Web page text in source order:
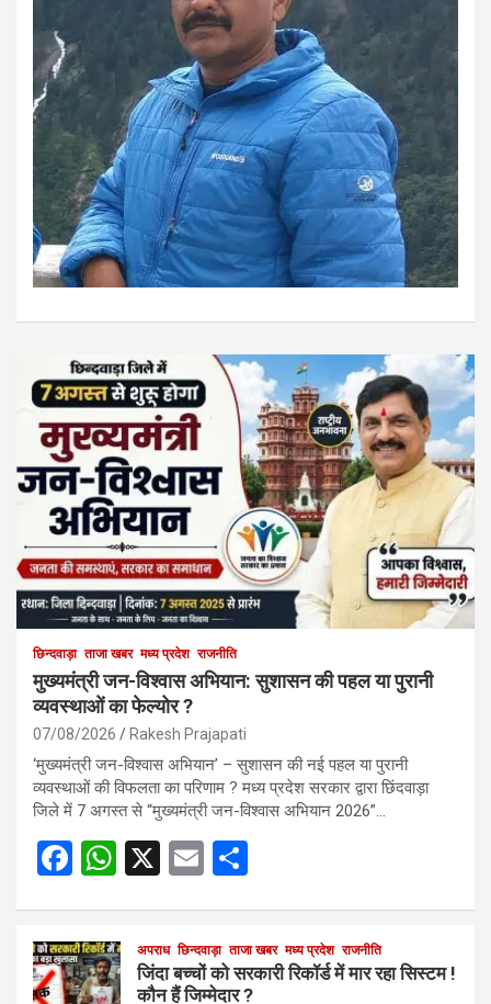
छिन्दवाड़ा ताजा खबर मध्य प्रदेश राजनीति
मुख्यमंत्री जन-विश्वास अभियान: सुशासन की पहल या पुरानी
व्यवस्थाओं का फेल्योर ?
07/08/2026 Rakesh Prajapati
‘मुख्यमंत्री जन-विश्वास अभियान’ – सुशासन की नई पहल या पुरानी
व्यवस्थाओं की विफलता का परिणाम ? मध्य प्रदेश सरकार द्वारा छिंदवाड़ा
जिले में 7 अगस्त से “मुख्यमंत्री जन-विश्वास अभियान 2026”…
F
b
W
s
X
E
e
अपराध छिन्दवाड़ा ताजा खबर मध्य प्रदेश राजनीति
जिंदा बच्चों को सरकारी रिकॉर्ड में मार रहा सिस्टम !
कौन हैं जिम्मेदार ?